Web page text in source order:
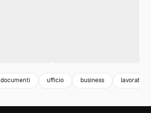
documenti ufficio business lavoratori